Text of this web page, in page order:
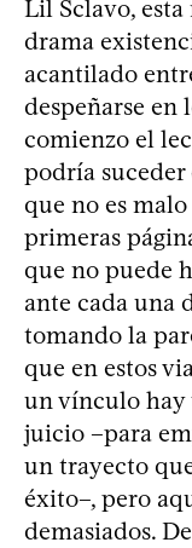
Lil Sclavo,
drama
acantilado
despeñarse en
comienzo el
podría
que no es
primeras
que no puede
ante cada una
tomando la
que en estos
un vínculo
juicio –para
un trayecto
éxito–, pero
demasiados.